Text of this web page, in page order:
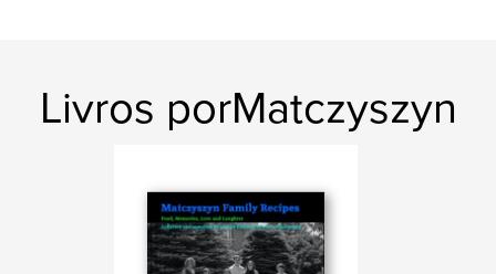
Livros porMatczyszyn